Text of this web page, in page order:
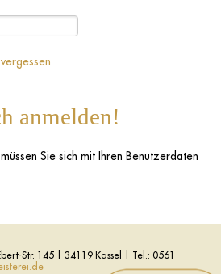
anmelden!
Sie sich mit Ihren Benutzerdaten
Str. 145 | 34119 Kassel | Tel.: 0561